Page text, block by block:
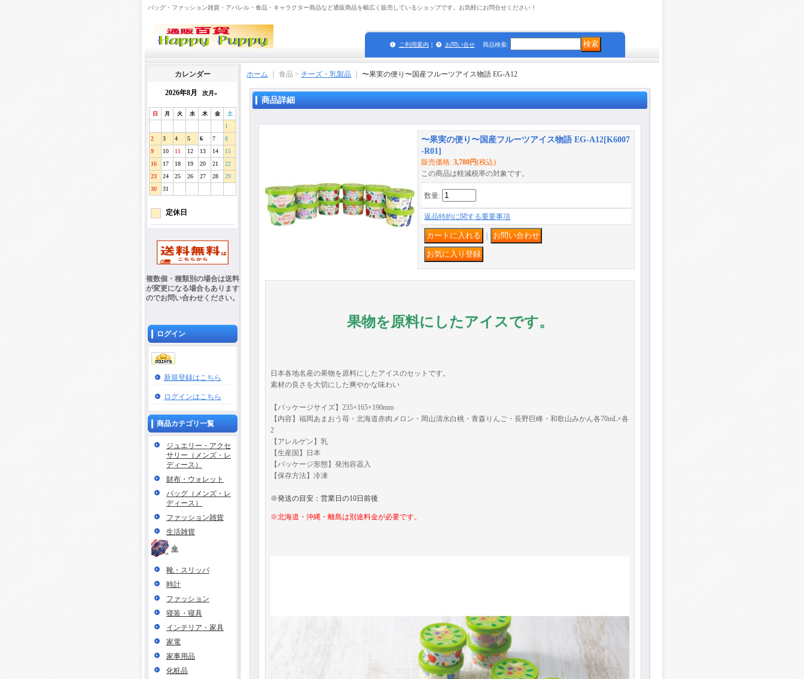
バッグ・ファッション雑貨・アパレル・食品・キャラクター商品など通販商品を幅広く販売しているショップです。お気軽にお問合せください！
ご利用案内 ｜ お問い合せ 商品検索:
カレンダー
2026年8月 次月»
日 月 火 水 木 金 土
1
2
3 4 5 6 7
8
9
10 11 12 13 14
15
16
17 18 19 20 21
22
23
24 25 26 27 28
29
30
31
定休日
複数個・種類別の場合は送料
が変更になる場合もあります
のでお問い合わせください。
ログイン
新規登録はこちら
ログインはこちら
商品カテゴリ一覧
ジュエリー・アクセ
サリー（メンズ・レ
ディース）
財布・ウォレット
バッグ（メンズ・レ
ディース）
ファッション雑貨
生活雑貨
傘
靴・スリッパ
時計
ファッション
寝装・寝具
インテリア・家具
家電
家事用品
化粧品
ホーム ｜ 食品 > チーズ・乳製品 〜果実の便り〜国産フルーツアイス物語 EG-A12
商品詳細
〜果実の便り〜国産フルーツアイス物語 EG-A12[K6007
-R01]
販売価格: 3,780円(税込)
この商品は軽減税率の対象です。
数量:
返品特約に関する重要事項
果物を原料にしたアイスです。
日本各地名産の果物を原料にしたアイスのセットです。
素材の良さを大切にした爽やかな味わい
【パッケージサイズ】235×165×190mm
【内容】 福岡あまおう苺・北海道赤肉メロン・岡山清水白桃・青森りんご・長野巨峰・和歌山みかん各70mL×各
2
【アレルゲン】乳
【生産国】日本
【パッケージ形態】 発泡容器入
【保存方法】冷凍
※発送の目安：営業日の10日前後
※北海道・沖縄・離島は別途料金が必要です。